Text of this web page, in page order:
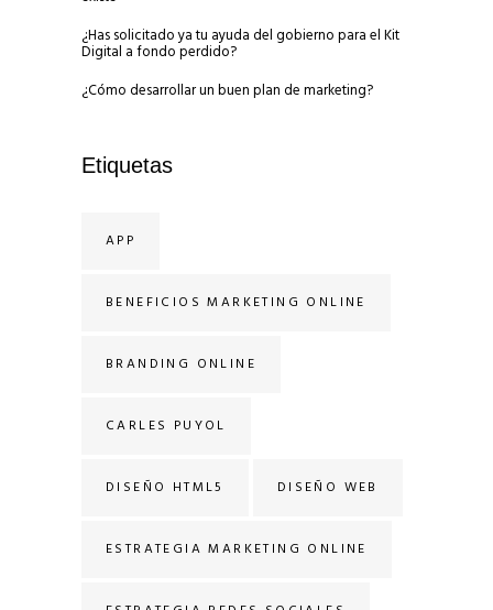
¿Has solicitado ya tu ayuda del gobierno para el Kit
Digital a fondo perdido?
¿Cómo desarrollar un buen plan de marketing?
Etiquetas
APP
BENEFICIOS MARKETING ONLINE
BRANDING ONLINE
CARLES PUYOL
DISEÑO HTML5 DISEÑO WEB
ESTRATEGIA MARKETING ONLINE